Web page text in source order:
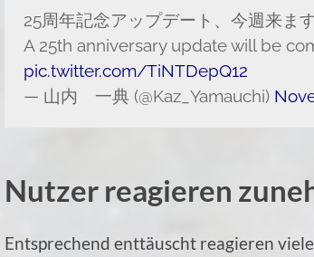
25周年記念アップデート、今週来ます
A 25th anniversary update will be
pic.twitter.com/TiNTDepQ12
— 山内 一典 (@Kaz_Yamauchi)
Nutzer reagieren
Entsprechend enttäuscht reagieren